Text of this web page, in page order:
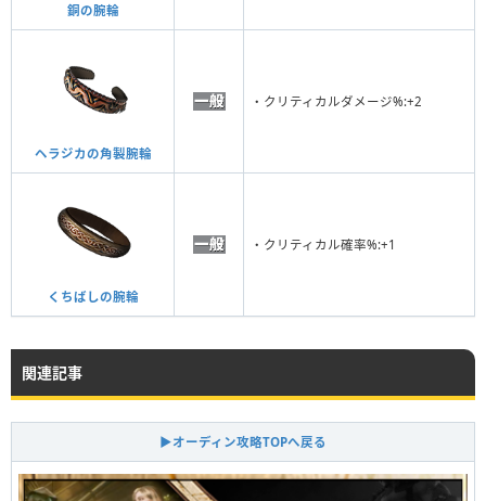
銅の腕輪
ヘラジカの角製腕輪
・クリティカルダメージ%:+2
くちばしの腕輪
・クリティカル確率%:+1
関連記事
▶オーディン攻略TOPへ戻る